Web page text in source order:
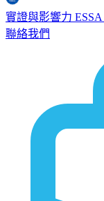
實證與影響力 ESSA
聯絡我們